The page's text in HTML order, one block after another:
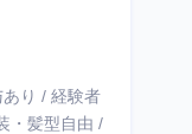
り / 経験者
・髪型自由 /